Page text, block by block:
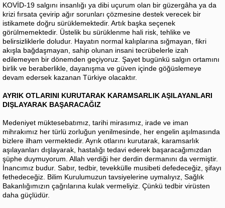
KOVİD-19 salgını insanlığı ya dibi uçurum olan bir güzergâha ya da
krizi fırsata çevirip ağır sorunları çözmesine destek verecek bir
istikamete doğru sürüklemektedir. Artık başka seçenek
görülmemektedir. Üstelik bu sürüklenme hali risk, tehlike ve
belirsizliklerle doludur. Hayatın normal kalıplarına sığmayan, fikri
akışla bağdaşmayan, sahip olunan insani tecrübelerle izah
edilemeyen bir dönemden geçiyoruz. Şayet bugünkü salgın ortamını
birlik ve beraberlikle, dayanışma ve güven içinde göğüslemeye
devam edersek kazanan Türkiye olacaktır.
AYRIK OTLARINI KURUTARAK KARAMSARLIK AŞILAYANLARI
DIŞLAYARAK BAŞARACAĞIZ
Medeniyet müktesebatımız, tarihi mirasımız, irade ve iman
mihrakımız her türlü zorluğun yenilmesinde, her engelin aşılmasında
bizlere ilham vermektedir. Ayrık otlarını kurutarak, karamsarlık
aşılayanları dışlayarak, hastalığı tedavi ederek başaracağımızdan
şüphe duymuyorum. Allah verdiği her derdin dermanını da vermiştir.
İnancımız budur. Sabır, tedbir, tevekkülle musibeti defedeceğiz, şifayı
fethedeceğiz. Bilim Kurulumuzun tavsiyelerine uymalıyız, Sağlık
Bakanlığımızın çağrılarına kulak vermeliyiz. Çünkü tedbir virüsten
daha güçlüdür.